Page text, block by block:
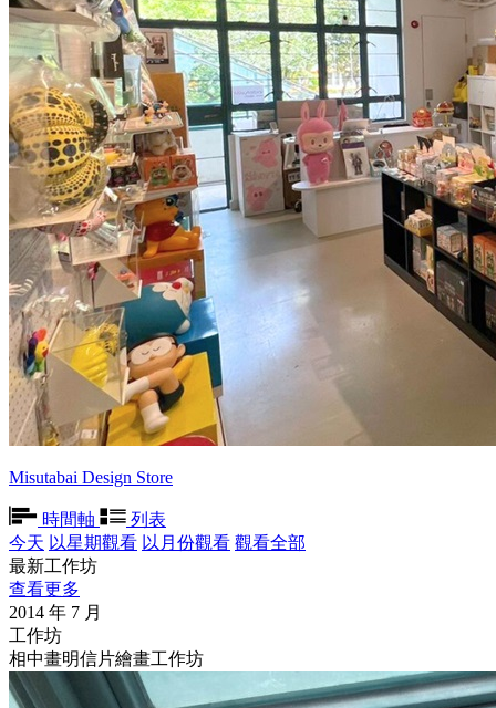
Misutabai Design Store
時間軸
列表
今天 以星期觀看 以月份觀看 觀看全部
最新工作坊
查看更多
2014 年 7 月
工作坊
相中畫明信片繪畫工作坊